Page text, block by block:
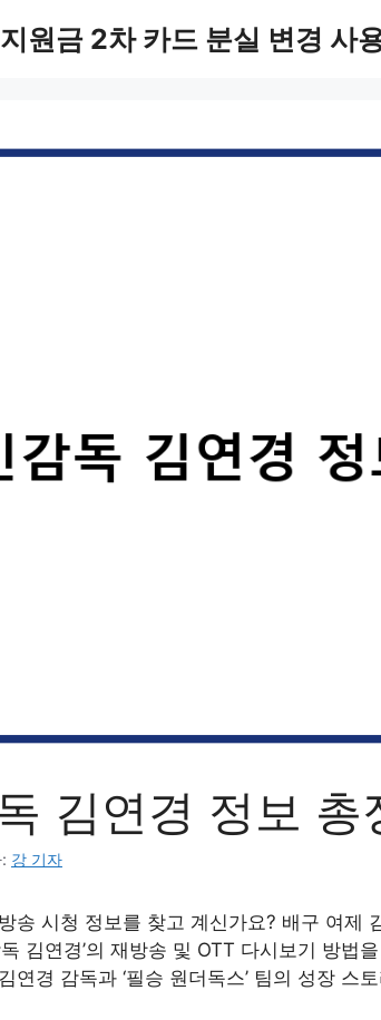
원금 2차 카드 분실 변경 사
김연경 정보 총
강 기자
송 시청 정보를 찾고 계신가요? 배구 여제
김연경’의 재방송 및 OTT 다시보기 방법
연경 감독과 ‘필승 원더독스’ 팀의 성장 스